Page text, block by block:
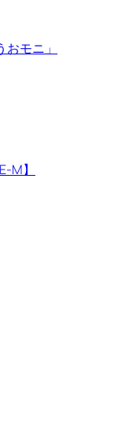
モニ」
M】